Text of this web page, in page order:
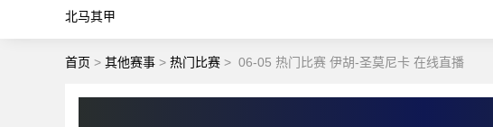
北马其甲
首页 > 其他赛事 > 热门比赛 > 06-05 热门比赛 伊胡-圣莫尼卡 在线直播